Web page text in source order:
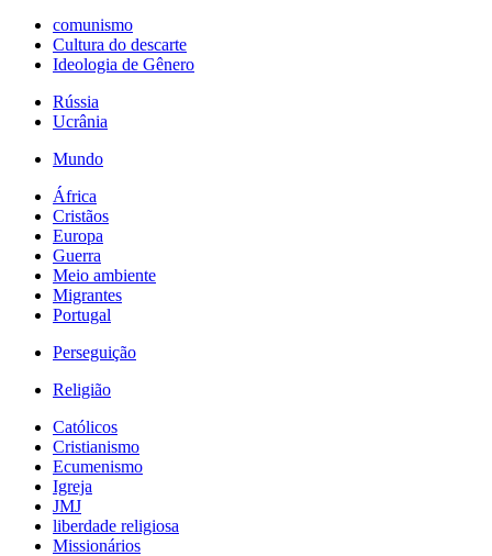
comunismo
Cultura do descarte
Ideologia de Gênero
Rússia
Ucrânia
Mundo
África
Cristãos
Europa
Guerra
Meio ambiente
Migrantes
Portugal
Perseguição
Religião
Católicos
Cristianismo
Ecumenismo
Igreja
JMJ
liberdade religiosa
Missionários